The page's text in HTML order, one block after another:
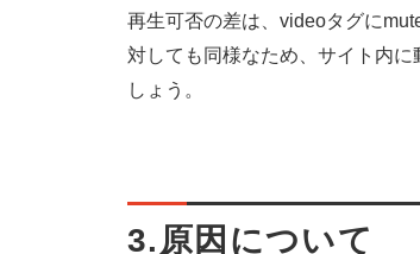
再生可否の差は、videoタグに
対しても同様なため、サイト内
しょう。
3.原因について